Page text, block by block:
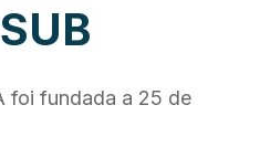
foi fundada a 25 de